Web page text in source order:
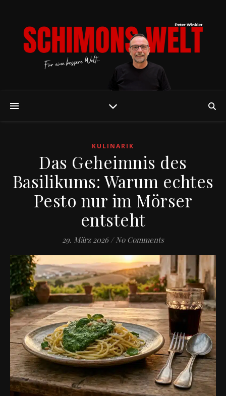
KULINARIK
Das Geheimnis des
Basilikums: Warum echtes
Pesto nur im Mörser
entsteht
29. März 2026 / No Comments